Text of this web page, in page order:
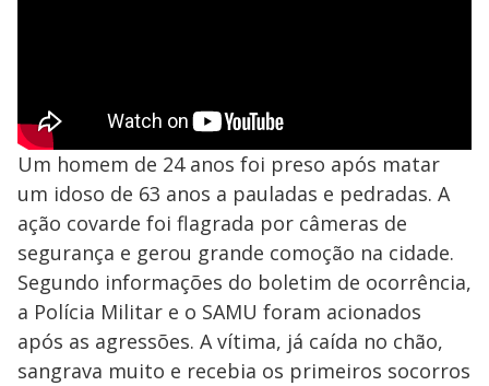
Um homem de 24 anos foi preso após matar
um idoso de 63 anos a pauladas e pedradas. A
ação covarde foi flagrada por câmeras de
segurança e gerou grande comoção na cidade.
Segundo informações do boletim de ocorrência,
a Polícia Militar e o SAMU foram acionados
após as agressões. A vítima, já caída no chão,
sangrava muito e recebia os primeiros socorros